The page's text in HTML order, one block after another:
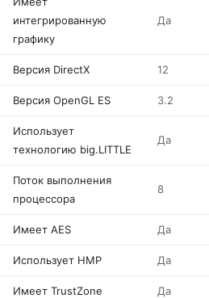
интегрированную
графику
Да
Версия DirectX 12
Версия OpenGL ES 3.2
Использует
технологию big.LITTLE
Да
Поток выполнения
процессора
8
Имеет AES Да
Использует HMP Да
Имеет TrustZone Да